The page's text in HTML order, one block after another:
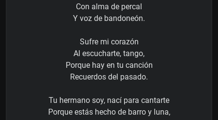
Con alma de percal
Y voz de bandoneón.
Sufre mi corazón
Al escucharte, tango,
Porque hay en tu canción
Recuerdos del pasado.
Tu hermano soy, nací para cantarte
Porque estás hecho de barro y luna,